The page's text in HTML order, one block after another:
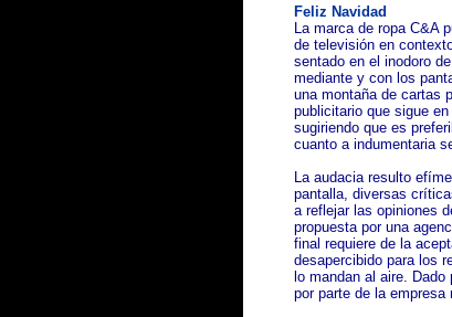
Feliz Navidad
La marca de ropa C&A
de televisión en
sentado en el inodoro
mediante y con los
una montaña de cartas
publicitario que sigue
sugiriendo que es
cuanto a indumentaria
La audacia resulto
pantalla, diversas
a reflejar las opiniones
propuesta por una
final requiere de la
desapercibido para los
lo mandan al aire.
por parte de la